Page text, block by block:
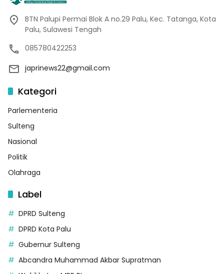
BTN Palupi Permai Blok A no.29 Palu, Kec. Tatanga, Kota
Palu, Sulawesi Tengah
085780422253
japrinews22@gmail.com
Kategori
Parlementeria
Sulteng
Nasional
Politik
Olahraga
Label
DPRD Sulteng
DPRD Kota Palu
Gubernur Sulteng
Abcandra Muhammad Akbar Supratman